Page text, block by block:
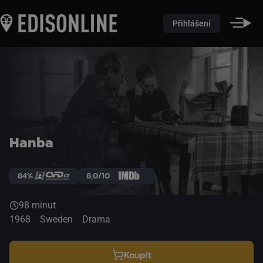
Přihlášení
Hanba
84% 8,0/10
98 minut
1968
Sweden Drama
Koupit